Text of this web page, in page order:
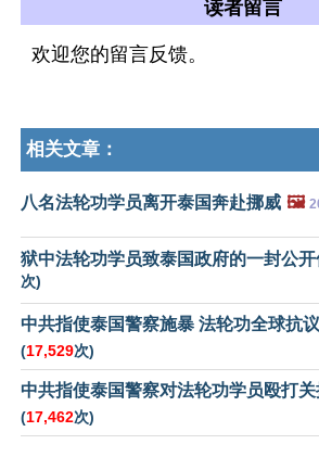
读者留言
欢迎您的留言反馈。
相关文章：
八名法轮功学员离开泰国奔赴挪威 🖼️
狱中法轮功学员致泰国政府的一封公
次)
中共指使泰国警察施暴 法轮功全球抗议
(17,529次)
中共指使泰国警察对法轮功学员殴打关
(17,462次)